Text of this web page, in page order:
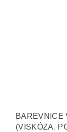
BAREVNICE
(VISKÓZA,